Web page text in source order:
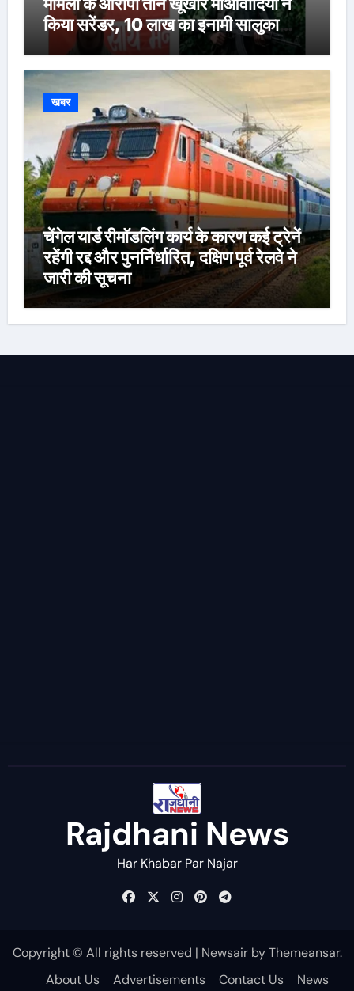
किया सरेंडर, 10 लाख का इनामी सालुका
कायम भी शामिल
खबर
चेंगेल यार्ड रीमॉडलिंग कार्य के कारण कई ट्रेनें
रहेंगी रद्द और पुनर्निर्धारित, दक्षिण पूर्व रेलवे ने
जारी की सूचना
Rajdhani News
Har Khabar Par Najar
Copyright © All rights reserved | NewsairbyThemeansar.
About Us
Advertisements Contact Us News